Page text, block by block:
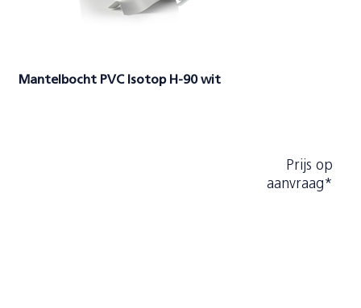
Mantelbocht PVC Isotop H-90 wit
Prijs op
aanvraag*